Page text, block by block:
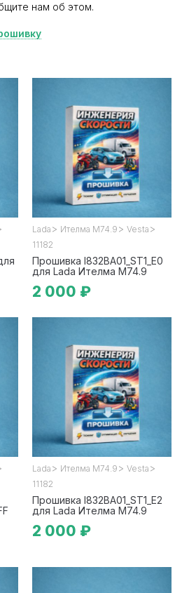
нам об этом.
Lada > Ителма М74.9 > Vesta >
11182
Прошивка I832BA01_ST1_E0
для Lada Ителма М74.9
2 000 ₽
Lada > Ителма М74.9 > Vesta >
11182
Прошивка I832BA01_ST1_E2
для Lada Ителма М74.9
2 000 ₽